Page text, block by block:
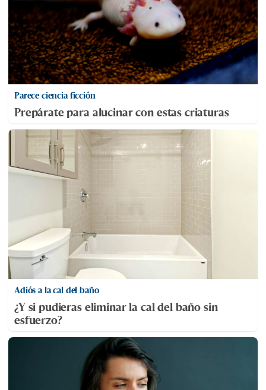
Parece ciencia ficción
Prepárate para alucinar con estas criaturas
Adiós a la cal del baño
¿Y si pudieras eliminar la cal del baño sin
esfuerzo?